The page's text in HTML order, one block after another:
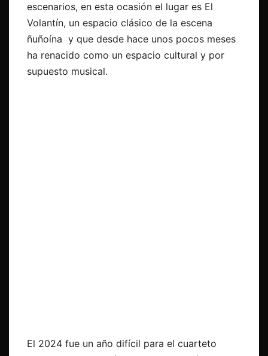
escenarios, en esta ocasión el lugar es El
Volantín, un espacio clásico de la escena
ñuñoína y que desde hace unos pocos meses
ha renacido como un espacio cultural y por
supuesto musical.
El 2024 fue un año difícil para el cuarteto